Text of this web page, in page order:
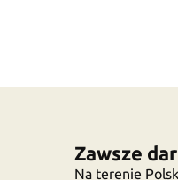
Zawsze
Na terenie